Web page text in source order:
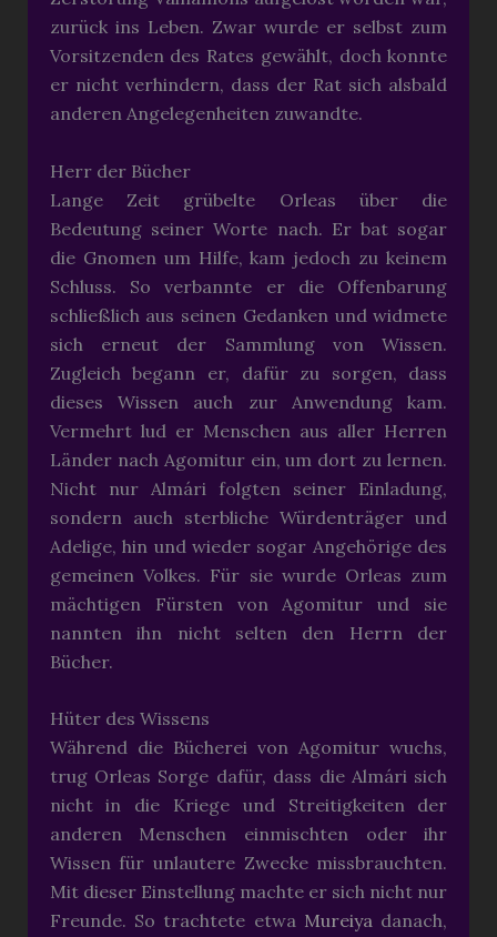
zurück ins Leben. Zwar wurde er selbst zum
Vorsitzenden des Rates gewählt, doch konnte
er nicht verhindern, dass der Rat sich alsbald
anderen Angelegenheiten zuwandte.
Herr der Bücher
Lange Zeit grübelte Orleas über die
Bedeutung seiner Worte nach. Er bat sogar
die Gnomen um Hilfe, kam jedoch zu keinem
Schluss. So verbannte er die Offenbarung
schließlich aus seinen Gedanken und widmete
sich erneut der Sammlung von Wissen.
Zugleich begann er, dafür zu sorgen, dass
dieses Wissen auch zur Anwendung kam.
Vermehrt lud er Menschen aus aller Herren
Länder nach Agomitur ein, um dort zu lernen.
Nicht nur Almári folgten seiner Einladung,
sondern auch sterbliche Würdenträger und
Adelige, hin und wieder sogar Angehörige des
gemeinen Volkes. Für sie wurde Orleas zum
mächtigen Fürsten von Agomitur und sie
nannten ihn nicht selten den Herrn der
Bücher.
Hüter des Wissens
Während die Bücherei von Agomitur wuchs,
trug Orleas Sorge dafür, dass die Almári sich
nicht in die Kriege und Streitigkeiten der
anderen Menschen einmischten oder ihr
Wissen für unlautere Zwecke missbrauchten.
Mit dieser Einstellung machte er sich nicht nur
Freunde. So trachtete etwa Mureiya danach,